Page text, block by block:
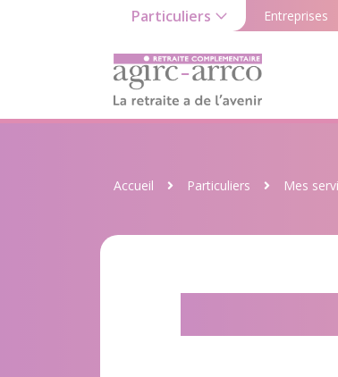
Particuliers Entreprises
Accueil Particuliers Mes